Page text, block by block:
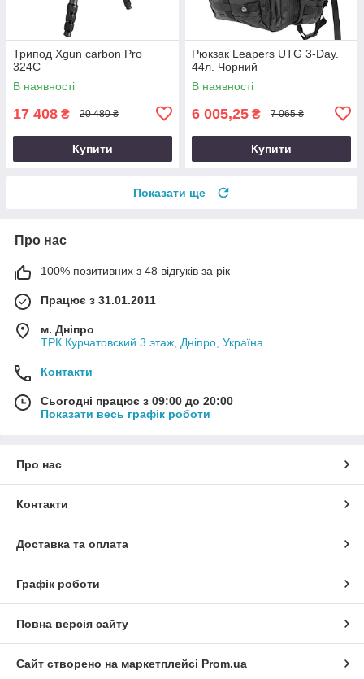
Трипод Xgun carbon Рro
324C
В наявності
17 408 ₴ 20 480 ₴
Купити
Рюкзак Leapers UTG 3-Day.
44л. Чорний
В наявності
6 005,25 ₴ 7 065 ₴
Купити
Показати ще
Про нас
100% позитивних з 48 відгуків за рік
Працює з 31.01.2011
м. Дніпро
ТРК Курчатовский 3 этаж, Дніпро, Україна
Контакти
Сьогодні працює з 09:00 до 20:00
Показати весь графік роботи
Про нас
Контакти
Доставка та оплата
Графік роботи
Повна версія сайту
Сайт створено на маркетплейсі Prom.ua